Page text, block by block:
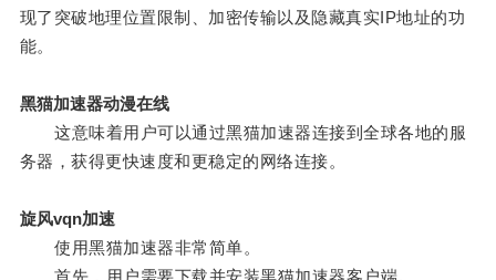
现了突破地理位置限制、加密传输以及隐藏真实IP地址的功
能。
黑猫加速器动漫在线
这意味着用户可以通过黑猫加速器连接到全球各地的服
务器，获得更快速度和更稳定的网络连接。
旋风vqn加速
使用黑猫加速器非常简单。